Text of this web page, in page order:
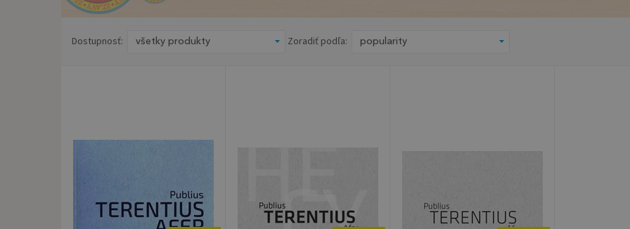
Dostupnosť: Zoradiť podľa: